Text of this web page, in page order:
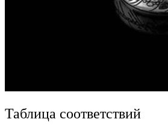
Таблица соответствий